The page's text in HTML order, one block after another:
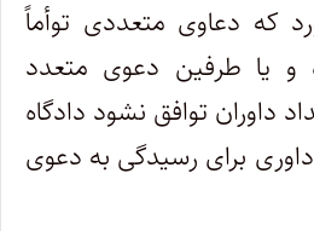
که دعاوی متعددی توأماً
یا طرفین دعوی متعدد
داوران توافق نشود دادگاه
برای رسیدگی به دعوی